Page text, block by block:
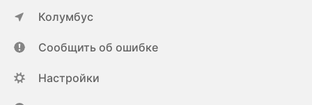
Колумбус
Сообщить об ошибке
Настройки